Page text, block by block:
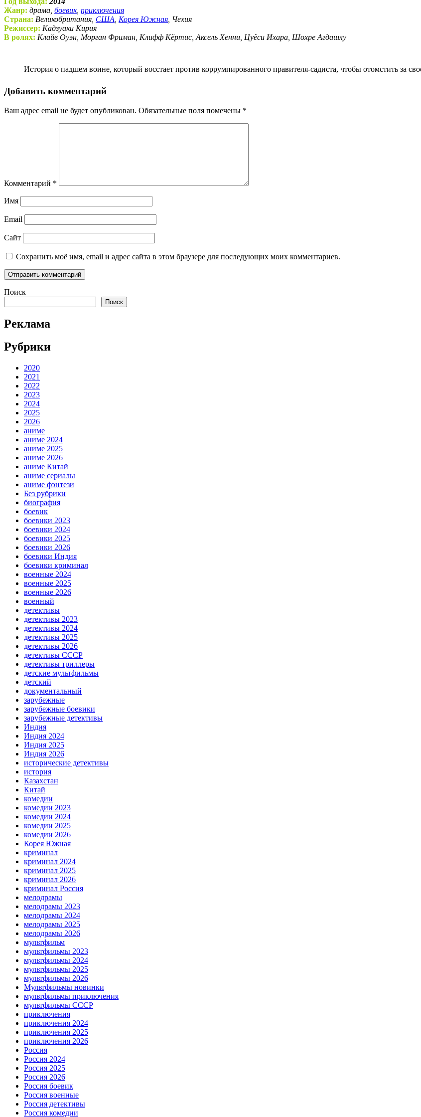
Жанр: драма, боевик, приключения
Страна: Великобритания, США Корея Южная , Чехия
Режиссер: Кадзуаки Кирия
В ролях: Клайв Оуэн, Морган Фриман, Клифф Кёртис, Аксель Хенни, Цуёси Ихара, Шохре Агдашлу
История о падшем воине, который восстает против коррумпированного правителя-садиста, чтобы отомстить за
Добавить комментарий
Ваш адрес email не будет опубликован. Обязательные поля помечены *
Комментарий *
Имя
Email
Сайт
Сохранить моё имя, email и адрес сайта в этом браузере для последующих моих комментариев.
Поиск
Поиск
Реклама
Рубрики
2020
2021
2022
2023
2024
2025
2026
аниме
аниме 2024
аниме 2025
аниме 2026
аниме Китай
аниме сериалы
аниме фэнтези
Без рубрики
биография
боевик
боевики 2023
боевики 2024
боевики 2025
боевики 2026
боевики Индия
боевики криминал
военные 2024
военные 2025
военные 2026
военный
детективы
детективы 2023
детективы 2024
детективы 2025
детективы 2026
детективы СССР
детективы триллеры
детские мультфильмы
детский
документальный
зарубежные
зарубежные боевики
зарубежные детективы
Индия
Индия 2024
Индия 2025
Индия 2026
исторические детективы
история
Казахстан
Китай
комедии
комедии 2023
комедии 2024
комедии 2025
комедии 2026
Корея Южная
криминал
криминал 2024
криминал 2025
криминал 2026
криминал Россия
мелодрамы
мелодрамы 2023
мелодрамы 2024
мелодрамы 2025
мелодрамы 2026
мультфильм
мультфильмы 2023
мультфильмы 2024
мультфильмы 2025
мультфильмы 2026
Мультфильмы новинки
мультфильмы приключения
мультфильмы СССР
приключения
приключения 2024
приключения 2025
приключения 2026
Россия
Россия 2024
Россия 2025
Россия 2026
Россия боевик
Россия военные
Россия детективы
Россия комедии